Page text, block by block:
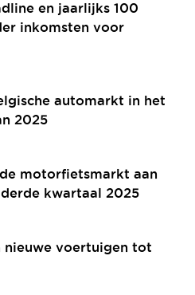
en jaarlijks 100
inkomsten voor
automarkt in het
2025
motorfietsmarkt aan
kwartaal 2025
nieuwe voertuigen tot